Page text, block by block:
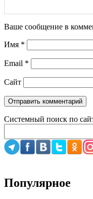
Ваше сообщение в
Имя *
Email *
Сайт
Системный поиск по
Популярное